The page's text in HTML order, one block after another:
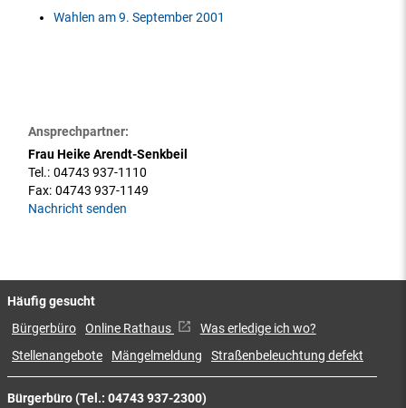
Wahlen am 9. September 2001
Ansprechpartner:
Frau Heike Arendt-Senkbeil
Tel.: 04743 937-1110
Fax: 04743 937-1149
Nachricht senden
Bürgerbüro (Tel.: 04743 937-2300)
Häufig gesucht
Bürgerbüro Online Rathaus
Was erledige ich wo?
Stellenangebote
Mängelmeldung Straßenbeleuchtung defekt